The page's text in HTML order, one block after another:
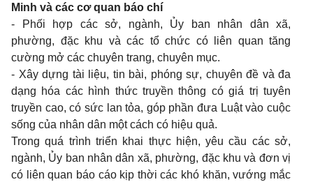
Minh và các cơ quan báo chí
- Phối hợp các sở, ngành, Ủy ban nhân dân xã,
phường, đặc khu và các tổ chức có liên quan tăng
cường mở các chuyên trang, chuyên mục.
- Xây dựng tài liệu, tin bài, phóng sự, chuyên đề và đa
dạng hóa các hình thức truyền thông có giá trị tuyên
truyền cao, có sức lan tỏa, góp phần đưa Luật vào cuộc
sống của nhân dân một cách có hiệu quả.
Trong quá trình triển khai thực hiện, yêu cầu các sở,
ngành, Ủy ban nhân dân xã, phường, đặc khu và đơn vị
có liên quan báo cáo kịp thời các khó khăn, vướng mắc